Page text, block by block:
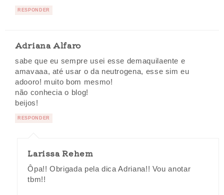
RESPONDER
Adriana Alfaro
sabe que eu sempre usei esse demaquilaente e
amavaaa, até usar o da neutrogena, esse sim eu
adooro! muito bom mesmo!
não conhecia o blog!
beijos!
RESPONDER
Larissa Rehem
Ôpa!! Obrigada pela dica Adriana!! Vou anotar
tbm!!